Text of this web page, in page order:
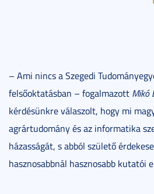
– Ami nincs a Szegedi
felsőoktatásban – fogalmazott Mikó
kérdésünkre válaszolt, hogy mi
agrártudomány és az informatika
házasságát, s abból születő
hasznosabbnál hasznosabb kutatói